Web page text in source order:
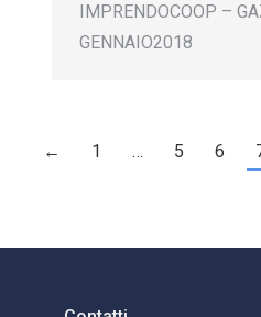
IMPRENDOCOOP –
GENNAIO2018
← 1 … 5 6